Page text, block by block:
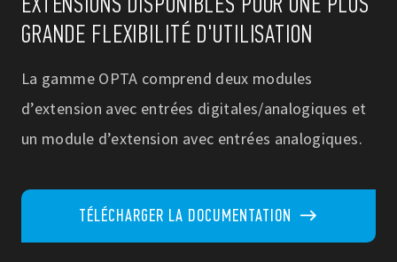
GRANDE FLEXIBILITÉ D'UTILISATION
La gamme OPTA comprend deux modules
d’extension avec entrées digitales/analogiques et
un module d’extension avec entrées analogiques.
TÉLÉCHARGER LA DOCUMENTATION